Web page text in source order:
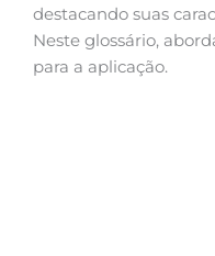
destacando suas
Neste glossário,
para a aplicação.